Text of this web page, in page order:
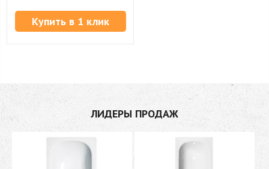
Купить в 1 клик
ЛИДЕРЫ ПРОДАЖ